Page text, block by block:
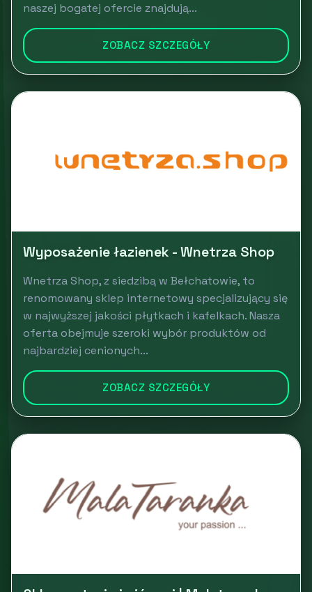
naszej bogatej ofercie znajdują...
ZOBACZ SZCZEGÓŁY
Wyposażenie łazienek - Wnetrza Shop
Wnetrza Shop, z siedzibą w Bełchatowie, to
renomowany sklep internetowy specjalizujący się
w najwyższej jakości płytkach i kafelkach. Nasza
oferta obejmuje szeroki wybór produktów od
najbardziej cenionych...
ZOBACZ SZCZEGÓŁY